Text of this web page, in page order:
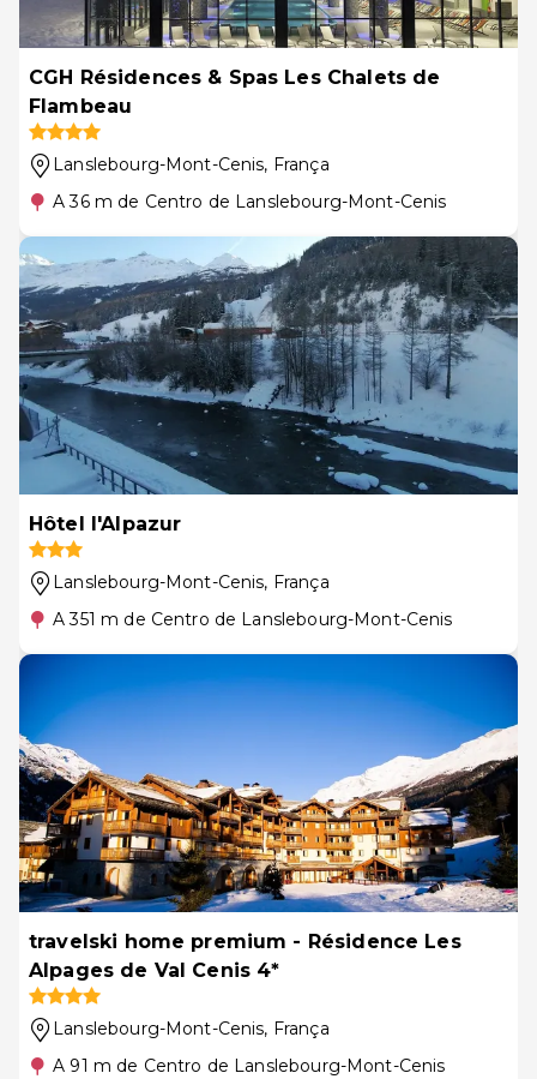
CGH Résidences & Spas Les Chalets de
Flambeau
Lanslebourg-Mont-Cenis, França
A 36 m de Centro de Lanslebourg-Mont-Cenis
Hôtel l'Alpazur
Lanslebourg-Mont-Cenis, França
A 351 m de Centro de Lanslebourg-Mont-Cenis
travelski home premium - Résidence Les
Alpages de Val Cenis 4*
Lanslebourg-Mont-Cenis, França
A 91 m de Centro de Lanslebourg-Mont-Cenis